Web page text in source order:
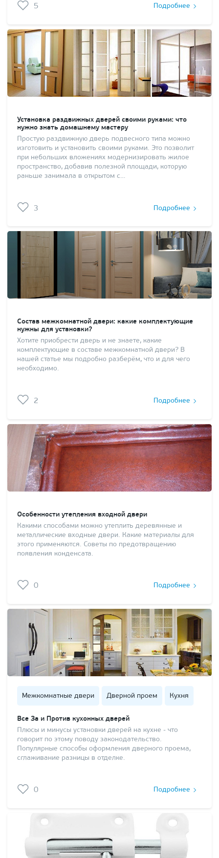
5 Подробнее
Установка раздвижных дверей своими руками: что
нужно знать домашнему мастеру
Простую раздвижную дверь подвесного типа можно
изготовить и установить своими руками. Это позволит
при небольших вложениях модернизировать жилое
пространство, добавив полезной площади, которую
раньше занимала в открытом с…
3 Подробнее
Состав межкомнатной двери: какие комплектующие
нужны для установки?
Хотите приобрести дверь и не знаете, какие
комплектующие в составе межкомнатной двери? В
нашей статье мы подробно разберём, что и для чего
необходимо.
2 Подробнее
Особенности утепления входной двери
Какими способами можно утеплить деревянные и
металлические входные двери. Какие материалы для
этого применяются. Советы по предотвращению
появления конденсата.
0 Подробнее
Межкомнатные двери Дверной проем Кухня
Все За и Против кухонных дверей
Плюсы и минусы установки дверей на кухне - что
говорит по этому поводу законодательство.
Популярные способы оформления дверного проема,
сглаживание разницы в отделке.
0 Подробнее